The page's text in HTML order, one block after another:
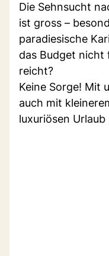
Die Sehnsucht
ist gross –
paradiesische
das Budget nicht
reicht?
Keine Sorge! Mit
auch mit
luxuriösen